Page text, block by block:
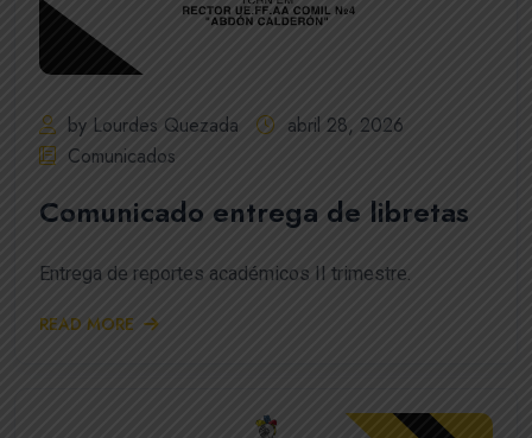
by Lourdes Quezada
abril 28, 2026
Comunicados
Comunicado entrega de libretas
Entrega de reportes académicos II trimestre.
READ MORE